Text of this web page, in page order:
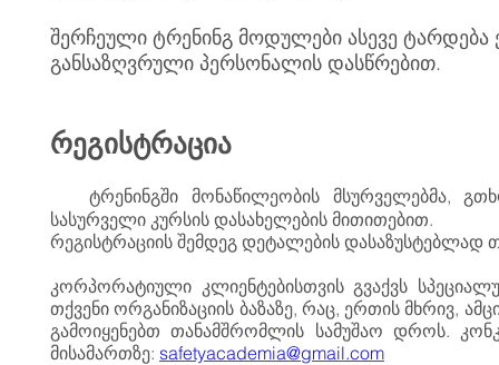
შერჩეული ტრენინგ მოდულები ასევე
განსაზღვრული პერსონალის დასწრებით.
რეგისტრაცია
ტრენინგში მონაწილეობის მსურველებმა,
სასურველი კურსის დასახელების მითითებით.
რეგისტრაციის შემდეგ დეტალების
კორპორატიული კლიენტებისთვის გვაქვს
თქვენი ორგანიზაციის ბაზაზე, რაც, ერთის მხრივ,
გამოიყენებთ თანამშრომლის სამუშაო დროს.
მისამართზე: safetyacademia@gmail.com